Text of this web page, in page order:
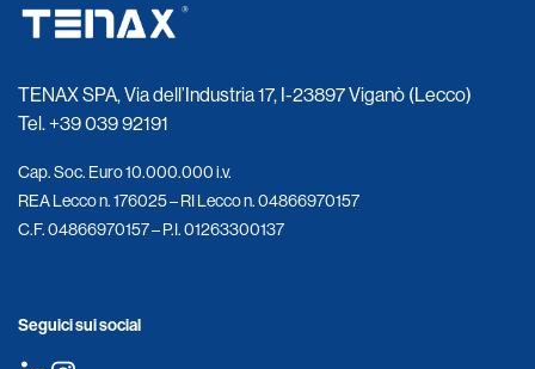
TENAX SPA, Via dell’Industria 17, I-23897 Viganò (Lecco)
Tel.+39 039 92191
Cap. Soc. Euro 10.000.000 i.v.
REA Lecco n. 176025 – RI Lecco n. 04866970157
C.F. 04866970157 – P.I. 01263300137
Seguici sui social